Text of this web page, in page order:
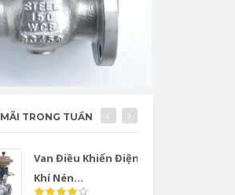
TRONG TUẦN
Van Điều Khiển Điện
Khí Nén...